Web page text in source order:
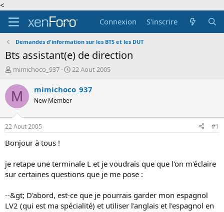
<
Connexion
S'inscrire
Demandes d'information sur les BTS et les DUT
Bts assistant(e) de direction
A
t
e
r
d
e
l
i
s
u
s
mimichoco_937
D
t
é
22 Aout 2005
M mimichoco_937
New Member
22 Aout 2005 #1
Bonjour à tous !
je retape une terminale L et je voudrais que que l'on m'éclaire
sur certaines questions que je me pose :
--&gt; D'abord, est-ce que je pourrais garder mon espagnol
LV2 (qui est ma spécialité) et utiliser l'anglais et l'espagnol en